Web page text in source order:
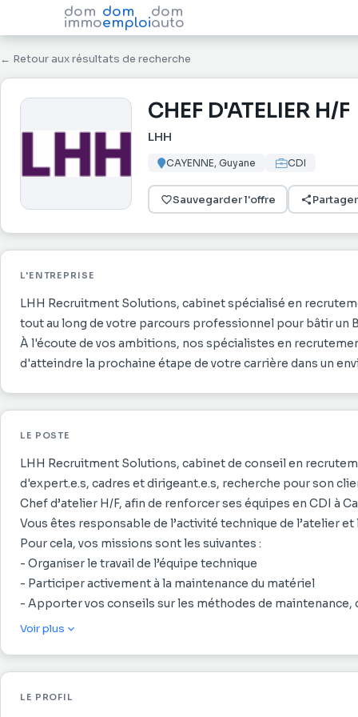
dom
immo
dom
emploi
dom
auto
← Retour aux résultats de recherche
CHEF D'ATELIER H/F
LHH
CAYENNE, Guyane CDI
Sauvegarder l'offre Partager
L'ENTREPRISE
LHH Recruitment Solutions, cabinet spécialisé en
tout au long de votre parcours professionnel pour bâtir un
À l'écoute de vos ambitions, nos spécialistes en
d'atteindre la prochaine étape de votre carrière dans un
LE POSTE
LHH Recruitment Solutions, cabinet de conseil en
d'expert.e.s, cadres et dirigeant.e.s, recherche pour son
Chef d’atelier H/F, afin de renforcer ses équipes en CDI à
Vous êtes responsable de l’activité technique de l’atelier
Pour cela, vos missions sont les suivantes :
- Organiser le travail de l’équipe technique
- Participer activement à la maintenance du matériel
- Apporter vos conseils sur les méthodes de
- Veiller au respect de la politique de sécurité des biens et
- Réaliser les mises à jour et classement de la
Voir plus
LE PROFIL